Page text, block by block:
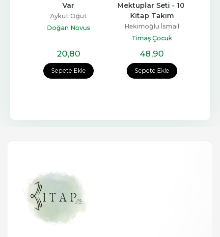
Sepete Ekle
Var
Aykut Oğut
Doğan Novus
20,80
Sepete Ekle
Mektuplar Seti - 10
Kitap Takım
Hekimoğlu İsmail
Timaş Çocuk
48,90